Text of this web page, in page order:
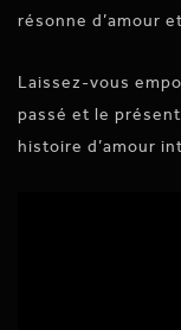
résonne d’amour
Laissez-vous
passé et le
histoire d’amour